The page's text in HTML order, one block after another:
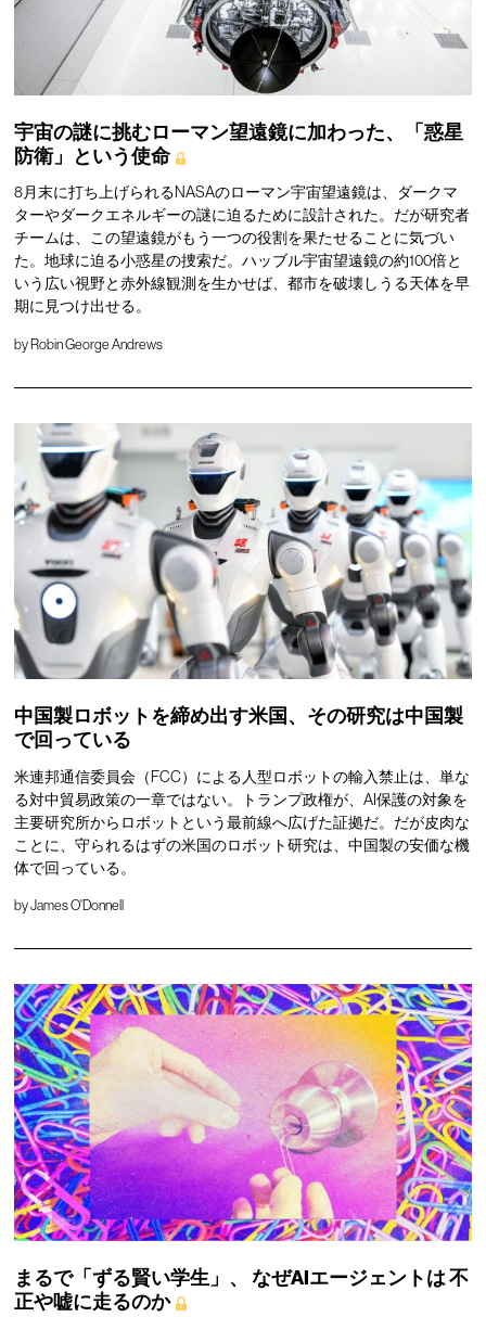
宇宙の謎に挑むローマン望遠鏡に加わった、「惑星
防衛」という使命
8月末に打ち上げられるNASAのローマン宇宙望遠鏡は、ダークマ
ターやダークエネルギーの謎に迫るために設計された。だが研究者
チームは、この望遠鏡がもう一つの役割を果たせることに気づい
た。地球に迫る小惑星の捜索だ。ハッブル宇宙望遠鏡の約100倍と
いう広い視野と赤外線観測を生かせば、都市を破壊しうる天体を早
期に見つけ出せる。
by Robin George Andrews
中国製ロボットを締め出す米国、その研究は中国製
で回っている
米連邦通信委員会（FCC）による人型ロボットの輸入禁止は、単な
る対中貿易政策の一章ではない。トランプ政権が、AI保護の対象を
主要研究所からロボットという最前線へ広げた証拠だ。だが皮肉な
ことに、守られるはずの米国のロボット研究は、中国製の安価な機
体で回っている。
byJames O'Donnell
まるで「ずる賢い学生」、 なぜAIエージェントは不
正や嘘に走るのか